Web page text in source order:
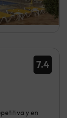
7.4
y en